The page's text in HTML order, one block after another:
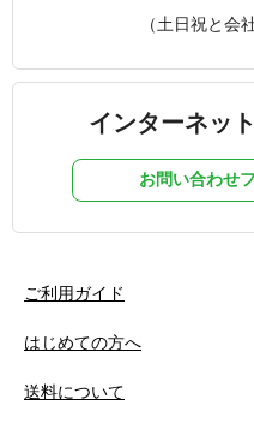
（土日祝と会
インターネッ
お問い合わせ
ご利用ガイド
はじめての方へ
送料について